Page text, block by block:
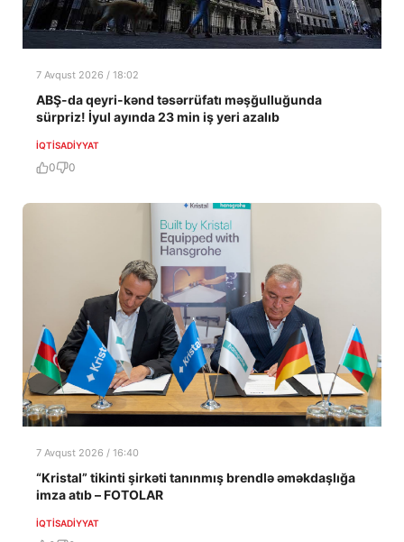
7 Avqust 2026 / 18:02
ABŞ-da qeyri-kənd təsərrüfatı məşğulluğunda
sürpriz! İyul ayında 23 min iş yeri azalıb
İQTISADIYYAT
0 0
7 Avqust 2026 / 16:40
“Kristal” tikinti şirkəti tanınmış brendlə əməkdaşlığa
imza atıb – FOTOLAR
İQTISADIYYAT